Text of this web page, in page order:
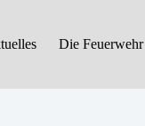
Die Feuerwehr